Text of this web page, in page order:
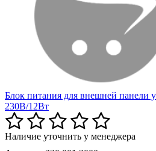
Блок питания для внешней панели
230В/12Вт
Наличие уточнить у менеджера